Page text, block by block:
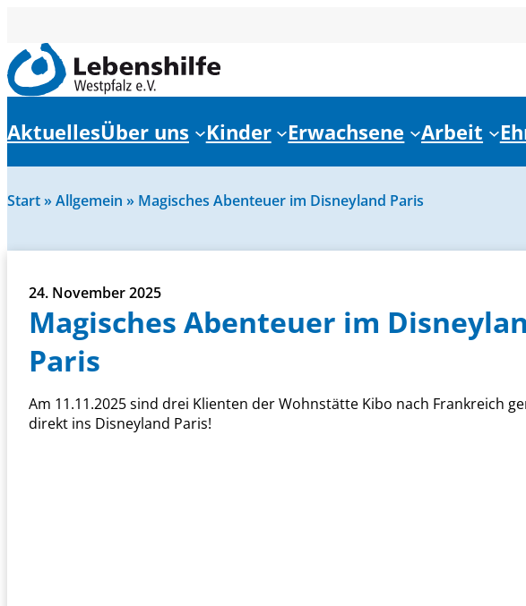
AktuellesÜber uns Kinder Erwachsene Arbeit
Start»Allgemein » Magisches Abenteuer im Disneyland Paris
24. November 2025
Magisches Abenteuer im
Paris
Am 11.11.2025 sind drei Klienten der Wohnstätte Kibo nach Frankreich
direkt ins Disneyland Paris!